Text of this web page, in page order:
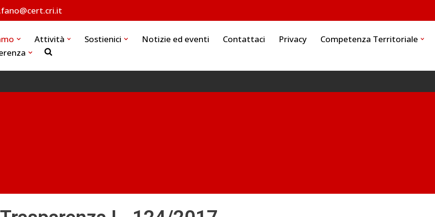
Attività Sostienici Notizie ed eventi Contattaci Privacy
Competenza Territoriale